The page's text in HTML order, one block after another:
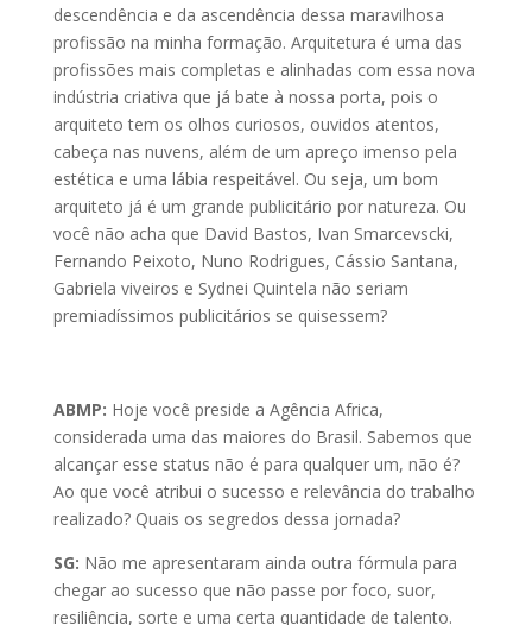
descendência e da ascendência dessa maravilhosa
profissão na minha formação. Arquitetura é uma das
profissões mais completas e alinhadas com essa nova
indústria criativa que já bate à nossa porta, pois o
arquiteto tem os olhos curiosos, ouvidos atentos,
cabeça nas nuvens, além de um apreço imenso pela
estética e uma lábia respeitável. Ou seja, um bom
arquiteto já é um grande publicitário por natureza. Ou
você não acha que David Bastos, Ivan Smarcevscki,
Fernando Peixoto, Nuno Rodrigues, Cássio Santana,
Gabriela viveiros e Sydnei Quintela não seriam
premiadíssimos publicitários se quisessem?
ABMP: Hoje você preside a Agência Africa,
considerada uma das maiores do Brasil. Sabemos que
alcançar esse status não é para qualquer um, não é?
Ao que você atribui o sucesso e relevância do trabalho
realizado? Quais os segredos dessa jornada?
SG: Não me apresentaram ainda outra fórmula para
chegar ao sucesso que não passe por foco, suor,
resiliência, sorte e uma certa quantidade de talento.